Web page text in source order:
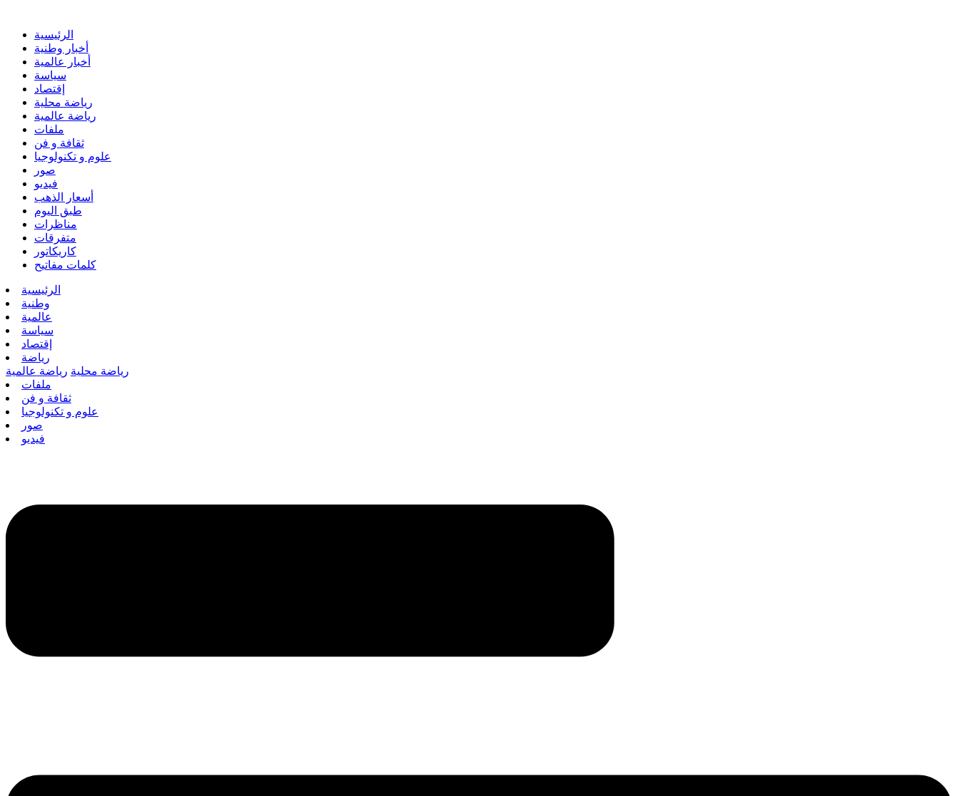
الرئيسية
أخبار وطنية
أخبار عالمية
سياسة
إقتصاد
رياضة محلية
رياضة عالمية
ملفات
ثقافة و فن
علوم و تكنولوجيا
صور
فيديو
أسعار الذهب
طبق اليوم
مناظرات
متفرقات
كاريكاتور
كلمات مفاتيح
الرئيسية
وطنية
عالمية
سياسة
إقتصاد
رياضة
رياضة محلية رياضة عالمية
ملفات
ثقافة و فن
علوم و تكنولوجيا
صور
فيديو